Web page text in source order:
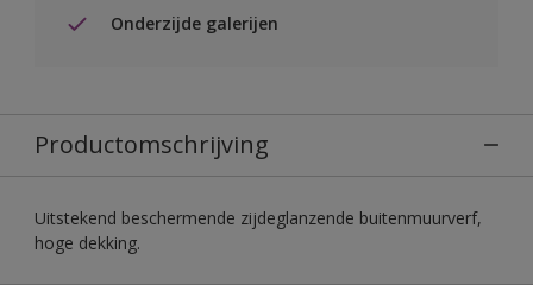
Onderzijde galerijen
Productomschrijving
Uitstekend beschermende zijdeglanzende buitenmuurverf,
hoge dekking.